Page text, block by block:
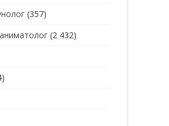
СТОМАТОЛОГ-ОРТОДОНТ
(357)
(2 432)